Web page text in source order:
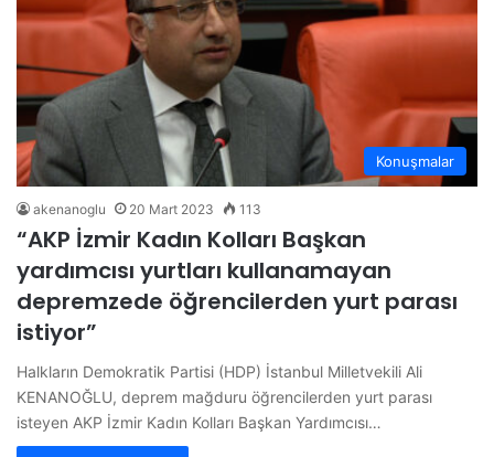
Konuşmalar
akenanoglu 20 Mart 2023 113
“AKP İzmir Kadın Kolları Başkan
yardımcısı yurtları kullanamayan
depremzede öğrencilerden yurt parası
istiyor”
Halkların Demokratik Partisi (HDP) İstanbul Milletvekili Ali
KENANOĞLU, deprem mağduru öğrencilerden yurt parası
isteyen AKP İzmir Kadın Kolları Başkan Yardımcısı…